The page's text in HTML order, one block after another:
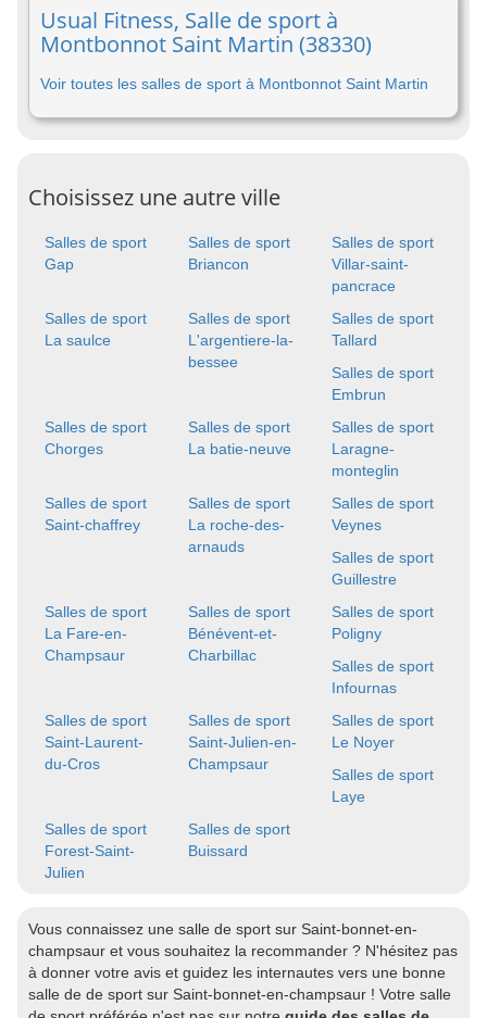
Usual Fitness, Salle de sport à
Montbonnot Saint Martin (38330)
Voir toutes les salles de sport à Montbonnot Saint Martin
Choisissez une autre ville
Salles de sport
Gap
Salles de sport
Briancon
Salles de sport
Villar-saint-
pancrace
Salles de sport
La saulce
Salles de sport
L'argentiere-la-
bessee
Salles de sport
Tallard
Salles de sport
Embrun
Salles de sport
Chorges
Salles de sport
La batie-neuve
Salles de sport
Laragne-
monteglin
Salles de sport
Saint-chaffrey
Salles de sport
La roche-des-
arnauds
Salles de sport
Veynes
Salles de sport
Guillestre
Salles de sport
La Fare-en-
Champsaur
Salles de sport
Bénévent-et-
Charbillac
Salles de sport
Poligny
Salles de sport
Infournas
Salles de sport
Saint-Laurent-
du-Cros
Salles de sport
Saint-Julien-en-
Champsaur
Salles de sport
Le Noyer
Salles de sport
Laye
Salles de sport
Forest-Saint-
Julien
Salles de sport
Buissard
Vous connaissez une salle de sport sur Saint-bonnet-en-
champsaur et vous souhaitez la recommander ? N'hésitez pas
à donner votre avis et guidez les internautes vers une bonne
salle de de sport sur Saint-bonnet-en-champsaur ! Votre salle